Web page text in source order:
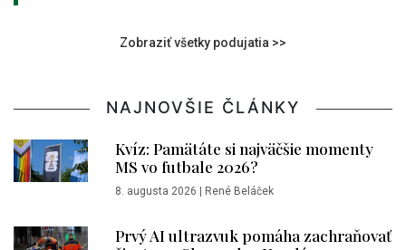
Zobraziť všetky podujatia >>
NAJNOVŠIE ČLÁNKY
Kvíz: Pamätáte si najväčšie momenty
MS vo futbale 2026?
8. augusta 2026 René Beláček
Prvý AI ultrazvuk pomáha zachraňovať